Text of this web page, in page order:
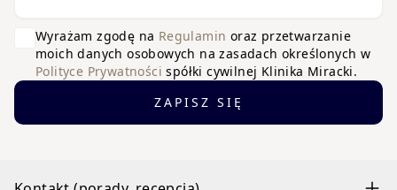
Wyrażam zgodę na Regulamin oraz przetwarzanie
moich danych osobowych na zasadach określonych w
Polityce Prywatności spółki cywilnej Klinika Miracki.
ZAPISZ SIĘ